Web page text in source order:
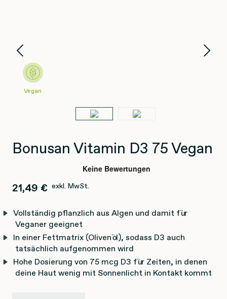
Vegan
Bonusan Vitamin D3 75 Vegan
21,49 € exkl. MwSt.
Vollständig pflanzlich aus Algen und damit für
Veganer geeignet
In einer Fettmatrix (Olivenöl), sodass D3 auch
tatsächlich aufgenommen wird
Hohe Dosierung von 75 mcg D3 für Zeiten, in denen
deine Haut wenig mit Sonnenlicht in Kontakt kommt